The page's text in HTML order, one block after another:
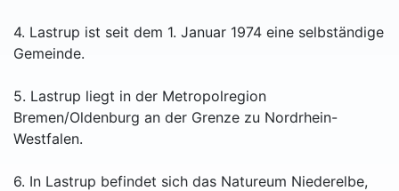
4. Lastrup ist seit dem 1. Januar 1974 eine selbständige
Gemeinde.
5. Lastrup liegt in der Metropolregion
Bremen/Oldenburg an der Grenze zu Nordrhein-
Westfalen.
6. In Lastrup befindet sich das Natureum Niederelbe,